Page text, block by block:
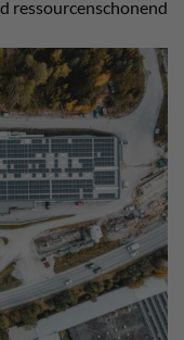
ressourcenschonend